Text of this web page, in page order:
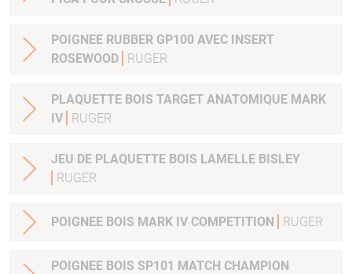
POIGNEE RUBBER GP100 AVEC INSERT
ROSEWOOD
RUGER
PLAQUETTE BOIS TARGET ANATOMIQUE MARK
IV
RUGER
JEU DE PLAQUETTE BOIS LAMELLE BISLEY
RUGER
POIGNEE BOIS MARK IV COMPETITION RUGER
POIGNEE BOIS SP101 MATCH CHAMPION